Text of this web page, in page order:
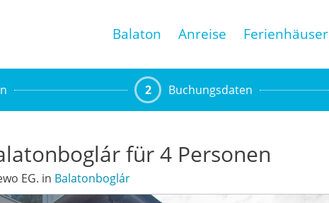
Balaton Anreise Ferienhäuser
2 Buchungsdaten
für 4 Personen
EG. in Balatonboglár